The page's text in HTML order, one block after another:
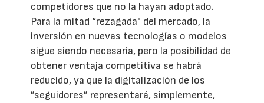
competidores que no la hayan adoptado.
Para la mitad “rezagada" del mercado, la
inversión en nuevas tecnologías o modelos
sigue siendo necesaria, pero la posibilidad de
obtener ventaja competitiva se habrá
reducido, ya que la digitalización de los
”seguidores” representará, simplemente,